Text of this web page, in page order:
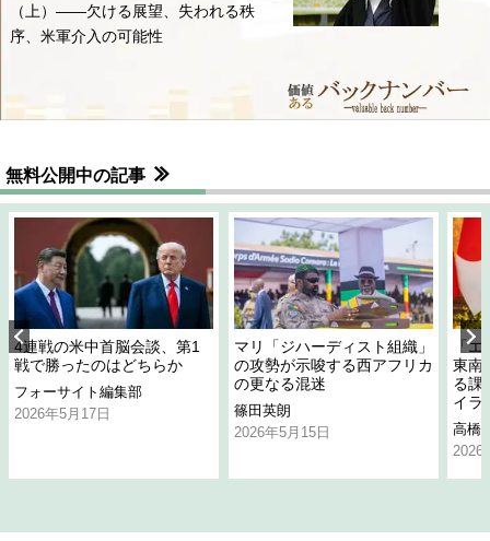
（上）――欠ける展望、失われる秩
序、米軍介入の可能性
無料公開中の記事
4連戦の米中首脳会談、第1
戦で勝ったのはどちらか
フォーサイト編集部
2026年5月17日
マリ「ジハーディスト組織」
の攻勢が示唆する西アフリカ
の更なる混迷
篠田英朗
2026年5月15日
「
東南
る課
イラ
高橋
2026